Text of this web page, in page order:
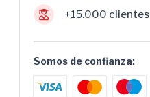
+15.000 clientes
Somos de confianza: